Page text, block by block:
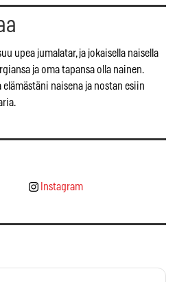
upea jumalatar, ja jokaisella naisella
ja oma tapansa olla nainen.
elämästäni naisena ja nostan esiin
Instagram